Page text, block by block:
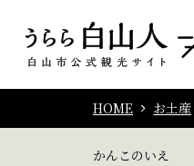
HOME お土産
かんこのいえ